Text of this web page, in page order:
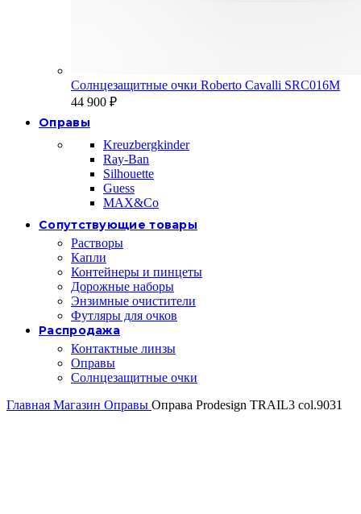
Солнцезащитные очки Roberto Cavalli SRC016M
44 900 ₽
Оправы
Kreuzbergkinder
Ray-Ban
Silhouette
Guess
MAX&Co
Сопутствующие товары
Растворы
Капли
Контейнеры и пинцеты
Дорожные наборы
Энзимные очистители
Футляры для очков
Распродажа
Контактные линзы
Оправы
Солнцезащитные очки
Главная Магазин Оправы Оправа Prodesign TRAIL3 col.9031